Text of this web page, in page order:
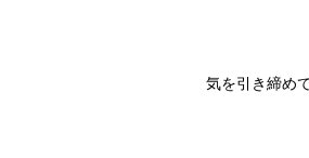
気を引き締め